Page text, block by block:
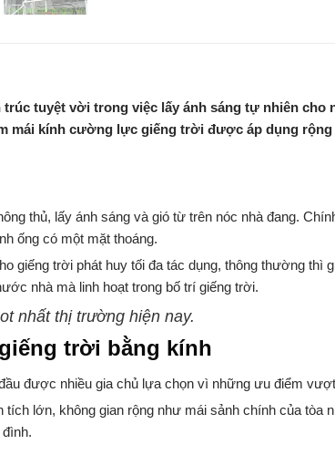
tuyệt vời trong việc lấy ánh sáng tự nhiên cho
mái kính cường lực giếng trời được áp dụng
thủ, lấy ánh sáng và gió từ trên nóc nhà đang.
ống có một mặt thoáng.
giếng trời phát huy tối đa tác dụng, thông thường thì
nhà mà linh hoạt trong bố trí giếng trời.
nhất thị trường hiện nay.
trời bằng kính
được nhiều gia chủ lựa chọn vì những ưu điểm
lớn, không gian rộng như mái sảnh chính của tòa